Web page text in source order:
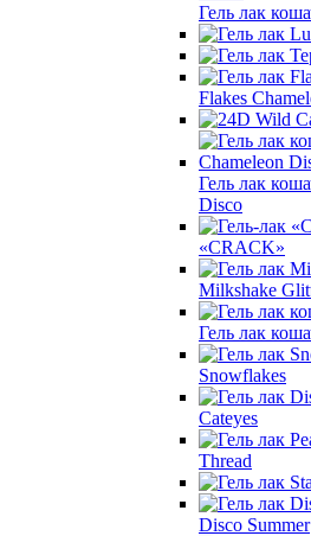
Гель лак
Flakes
Гель лак
Disco
«CRACK»
Milkshake
Гель лак
Snowflakes
Cateyes
Thread
Disco Summer